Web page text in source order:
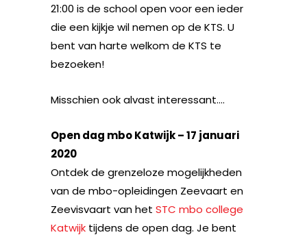
21:00 is de school open voor een ieder
die een kijkje wil nemen op de KTS. U
bent van harte welkom de KTS te
bezoeken!
Misschien ook alvast interessant….
Open dag mbo Katwijk – 17 januari
2020
Ontdek de grenzeloze mogelijkheden
van de mbo-opleidingen Zeevaart en
Zeevisvaart van het STC mbo college
Katwijk tijdens de open dag. Je bent